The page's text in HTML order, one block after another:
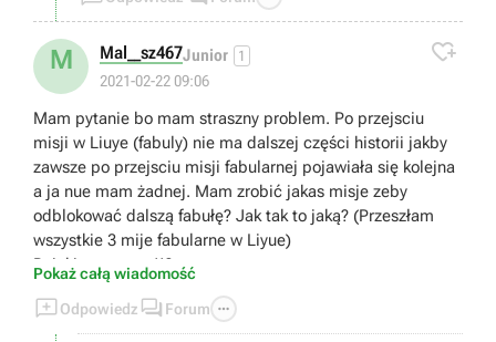
M Mal__sz467Junior 1
2021-02-22 09:06

Mam pytanie bo mam straszny problem. Po przejsciu
misji w Liuye (fabuly) nie ma dalszej części historii jakby
zawsze po przejsciu misji fabularnej pojawiała się kolejna
a ja nue mam żadnej. Mam zrobić jakas misje zeby
odblokować dalszą fabułę? Jak tak to jaką? (Przeszłam
wszystkie 3 mije fabularne w Liyue)
Dzięki za pomoc!!?
Pokaż całą wiadomość
Odpowiedz  Forum 